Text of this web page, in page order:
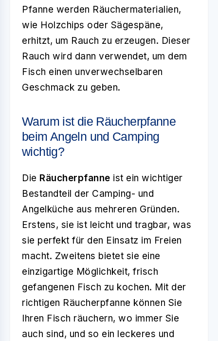
Pfanne werden Räuchermaterialien,
wie Holzchips oder Sägespäne,
erhitzt, um Rauch zu erzeugen. Dieser
Rauch wird dann verwendet, um dem
Fisch einen unverwechselbaren
Geschmack zu geben.
Warum ist die Räucherpfanne
beim Angeln und Camping
wichtig?
Die Räucherpfanne ist ein wichtiger
Bestandteil der Camping- und
Angelküche aus mehreren Gründen.
Erstens, sie ist leicht und tragbar, was
sie perfekt für den Einsatz im Freien
macht. Zweitens bietet sie eine
einzigartige Möglichkeit, frisch
gefangenen Fisch zu kochen. Mit der
richtigen Räucherpfanne können Sie
Ihren Fisch räuchern, wo immer Sie
auch sind, und so ein leckeres und